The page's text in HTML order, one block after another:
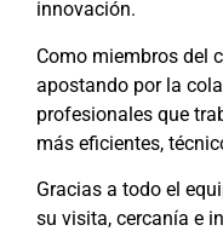
innovación.
Como miembros del
apostando por la
profesionales que
más eficientes,
Gracias a todo el
su visita, cercanía e